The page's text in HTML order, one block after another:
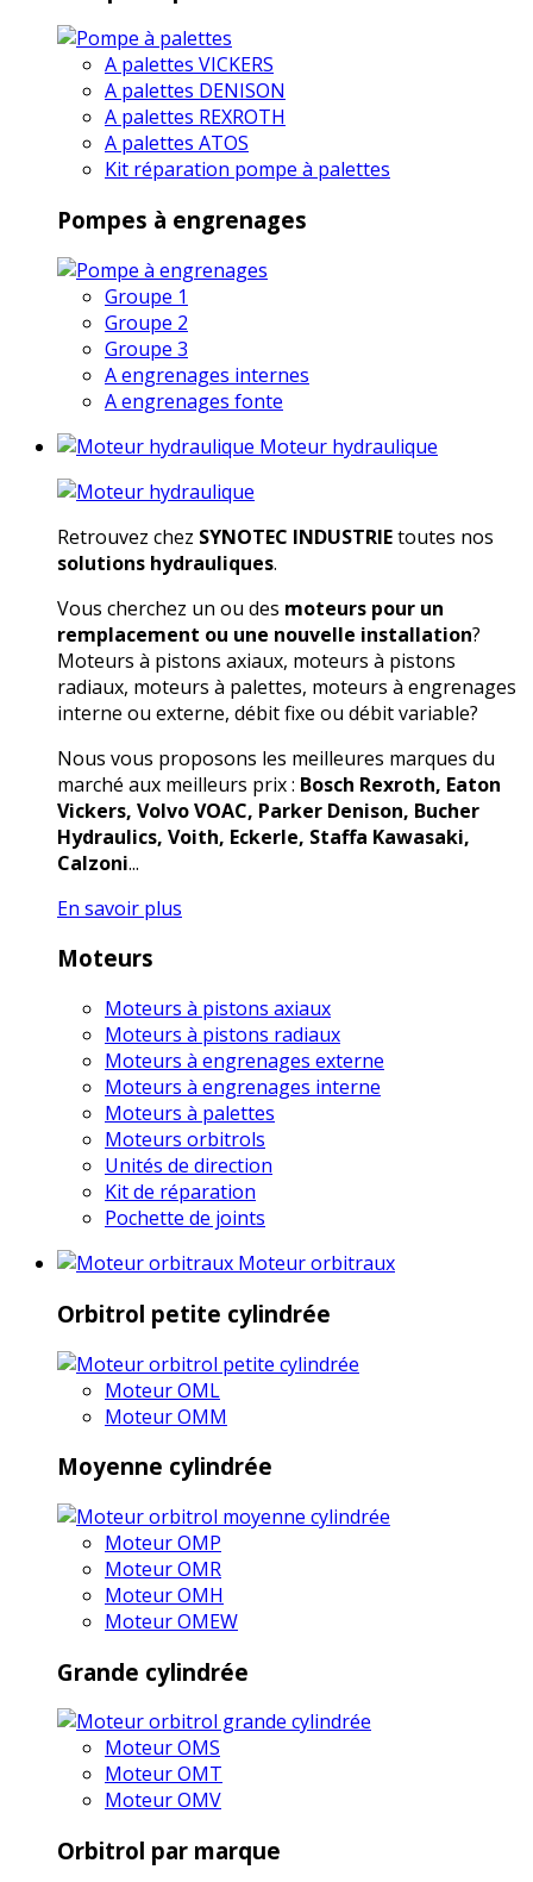
A palettes VICKERS
A palettes DENISON
A palettes REXROTH
A palettes ATOS
Kit réparation pompe à palettes
Pompes à engrenages
Groupe 1
Groupe 2
Groupe 3
A engrenages internes
A engrenages fonte
Moteur hydraulique
Retrouvez chez SYNOTEC INDUSTRIEtoutes nos
solutions hydrauliques.
Vous cherchez un ou des moteurs pour un
remplacement ou une nouvelle installation?
Moteurs à pistons axiaux, moteurs à pistons
radiaux, moteurs à palettes, moteurs à engrenages
interne ou externe, débit fixe ou débit variable?
Nous vous proposons les meilleures marques du
marché aux meilleurs prix : Bosch Rexroth, Eaton
Vickers, Volvo VOAC, Parker Denison, Bucher
Hydraulics, Voith, Eckerle, Staffa Kawasaki,
Calzoni...
En savoir plus
Moteurs
Moteurs à pistons axiaux
Moteurs à pistons radiaux
Moteurs à engrenages externe
Moteurs à engrenages interne
Moteurs à palettes
Moteurs orbitrols
Unités de direction
Kit de réparation
Pochette de joints
Moteur orbitraux
Orbitrol petite cylindrée
Moteur OML
Moteur OMM
Moyenne cylindrée
Moteur OMP
Moteur OMR
Moteur OMH
Moteur OMEW
Grande cylindrée
Moteur OMS
Moteur OMT
Moteur OMV
Orbitrol par marque